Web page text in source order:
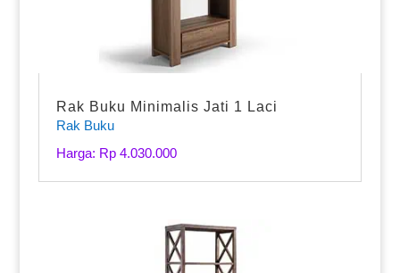
Rak Buku Minimalis Jati 1 Laci
Rak Buku
Harga: Rp 4.030.000